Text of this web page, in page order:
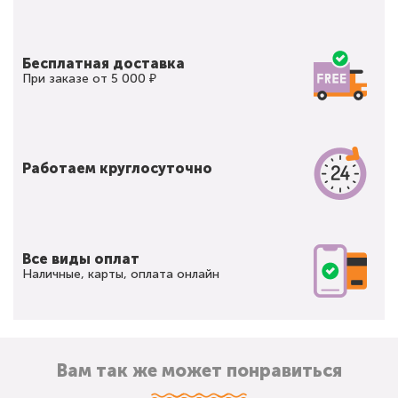
Бесплатная доставка
При заказе от 5 000 ₽
Работаем круглосуточно
Все виды оплат
Наличные, карты, оплата онлайн
Вам так же может понравиться